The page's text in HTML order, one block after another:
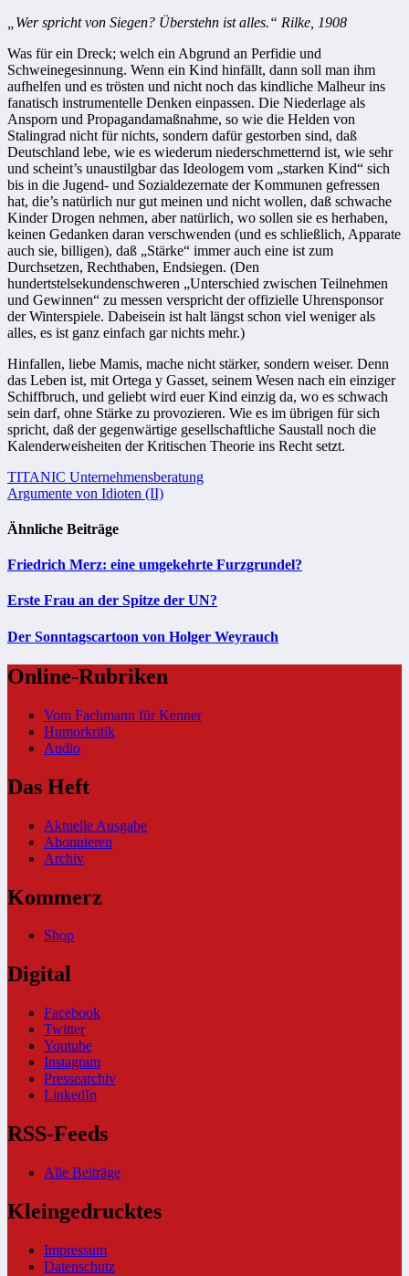
„Wer spricht von Siegen? Überstehn ist alles.“ Rilke, 1908
Was für ein Dreck; welch ein Abgrund an Perfidie und
Schweinegesinnung. Wenn ein Kind hinfällt, dann soll man ihm
aufhelfen und es trösten und nicht noch das kindliche Malheur ins
fanatisch instrumentelle Denken einpassen. Die Niederlage als
Ansporn und Propagandamaßnahme, so wie die Helden von
Stalingrad nicht für nichts, sondern dafür gestorben sind, daß
Deutschland lebe, wie es wiederum niederschmetternd ist, wie sehr
und scheint’s unaustilgbar das Ideologem vom „starken Kind“ sich
bis in die Jugend- und Sozialdezernate der Kommunen gefressen
hat, die’s natürlich nur gut meinen und nicht wollen, daß schwache
Kinder Drogen nehmen, aber natürlich, wo sollen sie es herhaben,
keinen Gedanken daran verschwenden (und es schließlich, Apparate
auch sie, billigen), daß „Stärke“ immer auch eine ist zum
Durchsetzen, Rechthaben, Endsiegen. (Den
hundertstelsekundenschweren „Unterschied zwischen Teilnehmen
und Gewinnen“ zu messen verspricht der offizielle Uhrensponsor
der Winterspiele. Dabeisein ist halt längst schon viel weniger als
alles, es ist ganz einfach gar nichts mehr.)
Hinfallen, liebe Mamis, mache nicht stärker, sondern weiser. Denn
das Leben ist, mit Ortega y Gasset, seinem Wesen nach ein einziger
Schiffbruch, und geliebt wird euer Kind einzig da, wo es schwach
sein darf, ohne Stärke zu provozieren. Wie es im übrigen für sich
spricht, daß der gegenwärtige gesellschaftliche Saustall noch die
Kalenderweisheiten der Kritischen Theorie ins Recht setzt.
Beitragsnavigation
TITANIC Unternehmensberatung
Argumente von Idioten (II)
Ähnliche Beiträge
Friedrich Merz: eine umgekehrte Furzgrundel?
Erste Frau an der Spitze der UN?
Der Sonntagscartoon von Holger Weyrauch
Online-Rubriken
Vom Fachmann für Kenner
Humorkritik
Audio
Das Heft
Aktuelle Ausgabe
Abonnieren
Archiv
Kommerz
Shop
Digital
Facebook
Twitter
Youtube
Instagram
Pressearchiv
LinkedIn
RSS-Feeds
Alle Beiträge
Kleingedrucktes
Impressum
Datenschutz